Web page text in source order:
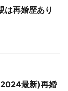
は再婚歴あり
最新)再婚